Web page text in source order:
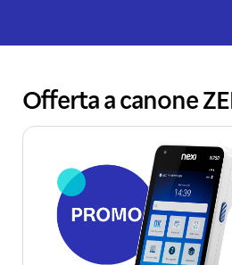
Offerta a canone